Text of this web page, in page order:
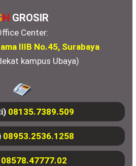
H GROSIR
Center:
IIIB No.45, Surabaya
kampus Ubaya)
08135.7389.509
08953.2536.1258
08578.47777.02